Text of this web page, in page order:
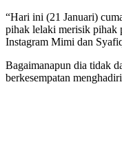
“Hari ini (21 Januari)
pihak lelaki merisik pihak
Instagram Mimi dan
Bagaimanapun dia tidak
berkesempatan